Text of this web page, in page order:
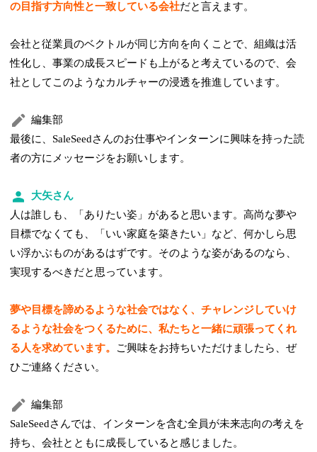
の目指す方向性と一致している会社だと言えます。
会社と従業員のベクトルが同じ方向を向くことで、組織は活
性化し、事業の成長スピードも上がると考えているので、会
社としてこのようなカルチャーの浸透を推進しています。
編集部
最後に、SaleSeedさんのお仕事やインターンに興味を持った読
者の方にメッセージをお願いします。
大矢さん
人は誰しも、「ありたい姿」があると思います。高尚な夢や
目標でなくても、「いい家庭を築きたい」など、何かしら思
い浮かぶものがあるはずです。そのような姿があるのなら、
実現するべきだと思っています。
夢や目標を諦めるような社会ではなく、チャレンジしていけ
るような社会をつくるために、私たちと一緒に頑張ってくれ
る人を求めています。
ご興味をお持ちいただけましたら、ぜ
ひご連絡ください。
編集部
SaleSeedさんでは、インターンを含む全員が未来志向の考えを
持ち、会社とともに成長していると感じました。